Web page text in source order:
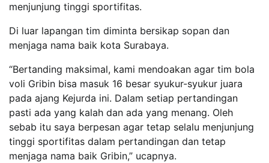
menjunjung tinggi sportifitas.
Di luar lapangan tim diminta bersikap sopan dan
menjaga nama baik kota Surabaya.
“Bertanding maksimal, kami mendoakan agar tim bola
voli Gribin bisa masuk 16 besar syukur-syukur juara
pada ajang Kejurda ini. Dalam setiap pertandingan
pasti ada yang kalah dan ada yang menang. Oleh
sebab itu saya berpesan agar tetap selalu menjunjung
tinggi sportifitas dalam pertandingan dan tetap
menjaga nama baik Gribin,” ucapnya.